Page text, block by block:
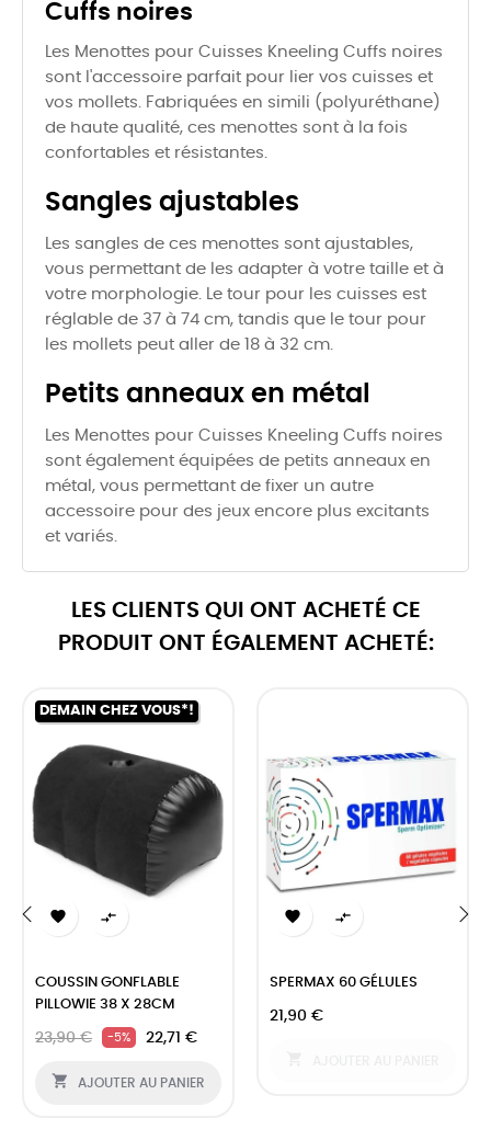
Cuffs noires
Les Menottes pour Cuisses Kneeling Cuffs noires
sont l'accessoire parfait pour lier vos cuisses et
vos mollets. Fabriquées en simili (polyuréthane)
de haute qualité, ces menottes sont à la fois
confortables et résistantes.
Sangles ajustables
Les sangles de ces menottes sont ajustables,
vous permettant de les adapter à votre taille et à
votre morphologie. Le tour pour les cuisses est
réglable de 37 à 74 cm, tandis que le tour pour
les mollets peut aller de 18 à 32 cm.
Petits anneaux en métal
Les Menottes pour Cuisses Kneeling Cuffs noires
sont également équipées de petits anneaux en
métal, vous permettant de fixer un autre
accessoire pour des jeux encore plus excitants
et variés.
LES CLIENTS QUI ONT ACHETÉ CE
PRODUIT ONT ÉGALEMENT ACHETÉ:
DEMAIN CHEZ VOUS*!
 
COUSSIN GONFLABLE
PILLOWIE 38 X 28CM
23,90 € -5% 22,71 €
 AJOUTER AU PANIER
 
SPERMAX 60 GÉLULES
21,90 €